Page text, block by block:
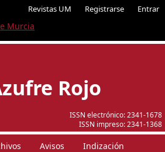
Revistas UM Registrarse Entrar
ISSN electrónico: 2341-1678
ISSN impreso: 2341-1368
Rojo
Avisos Indización